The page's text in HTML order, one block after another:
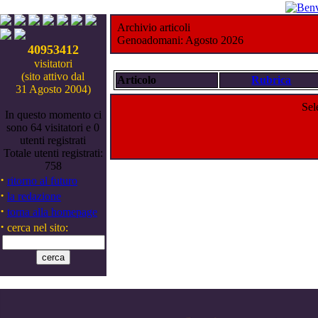
40953412
visitatori
(sito attivo dal
31 Agosto 2004)
In questo momento ci
sono 64 visitatori e 0
utenti registrati
Totale utenti registrati:
758
· ritorno al futuro
· la redazione
· torna alla homepage
· cerca nel sito:
Archivio articoli
Genoadomani: Agosto 2026
Articolo Rubrica